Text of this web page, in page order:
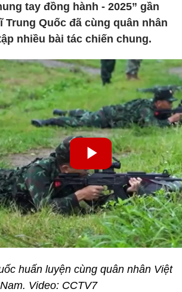
tay đồng hành - 2025” gần
Trung Quốc đã cùng quân nhân
nhiều bài tác chiến chung.
huấn luyện cùng quân nhân Việt
Nam. Video: CCTV7